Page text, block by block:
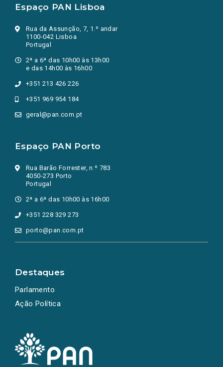
Espaço PAN Lisboa
Rua da Assunção, 7, 1.º andar
1100-042 Lisboa
Portugal
2ª a 6ª das 10h00 às 13h00
e das 14h00 às 16h00
+351 213 426 226
+351 969 954 184
geral@pan.com.pt
Espaço PAN Porto
Rua Barão Forrester, n.º 783
4050-273 Porto
Portugal
2ª a 6ª das 10h00 às 16h00
+351 228 329 273
porto@pan.com.pt
Destaques
Parlamento
Ação Política